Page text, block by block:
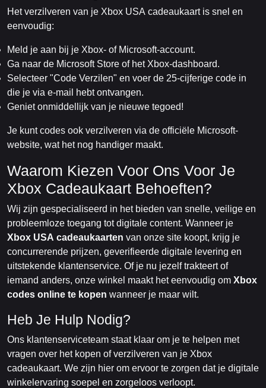
Het verzilveren van je Xbox USA cadeaukaart is snel en
eenvoudig:
Meld je aan bij je Xbox- of Microsoft-account.
Ga naar de Microsoft Store of het Xbox-dashboard.
Selecteer "Code Verzilen" en voer de 25-cijferige code in
die je via e-mail hebt ontvangen.
Geniet onmiddellijk van je nieuwe tegoed!
Je kunt codes ook verzilveren via de officiële Microsoft-
website, wat het nog handiger maakt.
Waarom Kiezen Voor Ons Voor Je
Xbox Cadeaukaart Behoeften?
Wij zijn gespecialiseerd in het bieden van snelle, veilige en
probleemloze toegang tot digitale content. Wanneer je
Xbox USA cadeaukaarten van onze site koopt, krijg je
concurrerende prijzen, geverifieerde digitale levering en
uitstekende klantenservice. Of je nu jezelf trakteert of
iemand anders, onze winkel maakt het eenvoudig om Xbox
codes online te kopen wanneer je maar wilt.
Heb Je Hulp Nodig?
Ons klantenserviceteam staat klaar om je te helpen met
vragen over het kopen of verzilveren van je Xbox
cadeaukaart. We zijn hier om ervoor te zorgen dat je digitale
winkelervaring soepel en zorgeloos verloopt.